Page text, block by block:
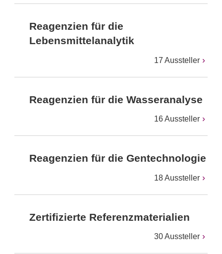
Reagenzien für die
Lebensmittelanalytik
17 Aussteller
Reagenzien für die Wasseranalyse
16 Aussteller
Reagenzien für die Gentechnologie
18 Aussteller
Zertifizierte Referenzmaterialien
30 Aussteller